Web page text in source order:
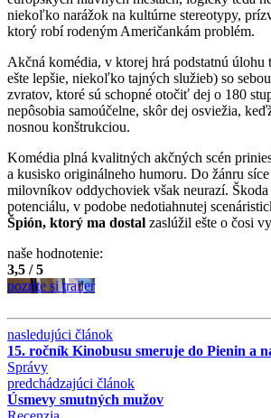
niekoľko narážok na kultúrne stereotypy,
ktorý robí rodeným Američankám problém.
Akčná komédia, v ktorej hrá podstatnú úlohu
ešte lepšie, niekoľko tajných služieb) so
zvratov, ktoré sú schopné otočiť dej o 180
nepôsobia samoúčelne, skôr dej osviežia,
nosnou konštrukciou.
Komédia plná kvalitných akčných scén
a kusisko originálneho humoru. Do žánru
milovníkov oddychoviek však neurazí.
potenciálu, v podobe nedotiahnutej
Špión, ktorý ma dostal zaslúžil ešte o čosi
naše hodnotenie:
3,5 / 5
pozrite si trailer
nasledujúci článok
15. ročník Kinobusu smeruje do Pienin a
Správy
predchádzajúci článok
Úsmevy smutných mužov